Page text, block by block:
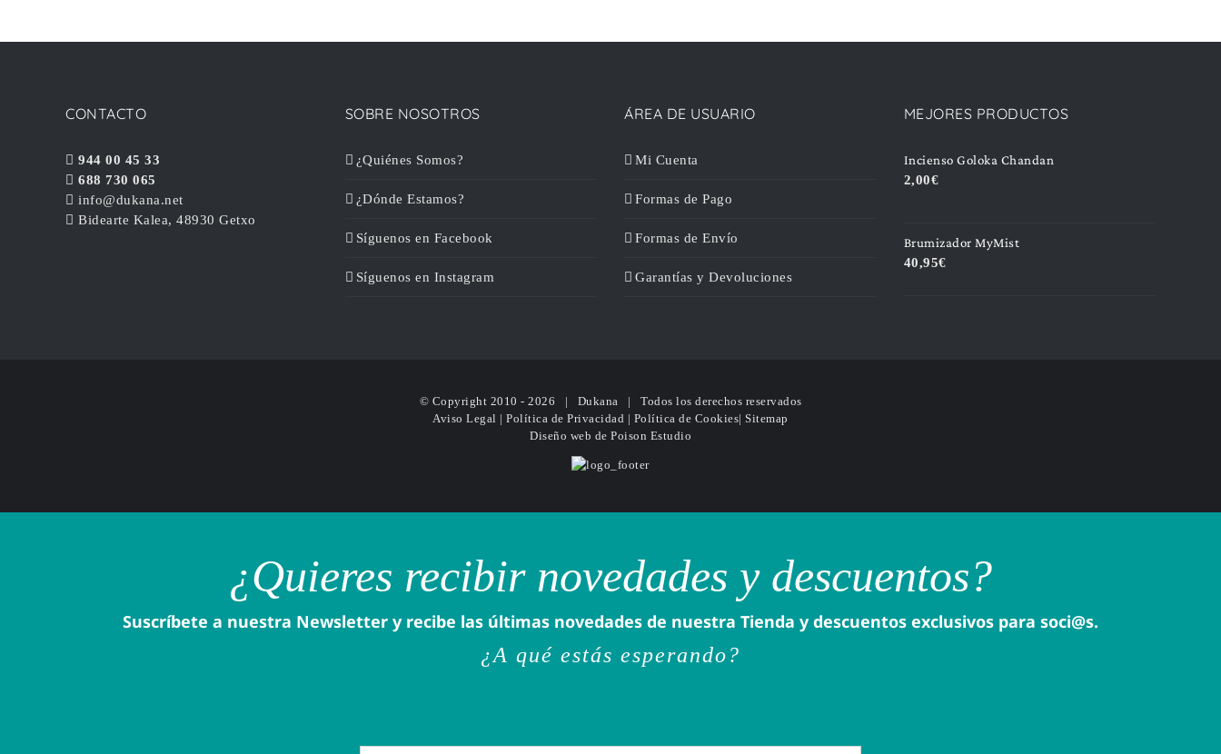
CONTACTO
944 00 45 33
688 730 065
info@dukana.net
Bidearte Kalea, 48930 Getxo
SOBRE NOSOTROS
¿Quiénes Somos?
¿Dónde Estamos?
Síguenos en Facebook
Síguenos en Instagram
ÁREA DE USUARIO
Mi Cuenta
Formas de Pago
Formas de Envío
Garantías y Devoluciones
MEJORES PRODUCTOS
Incienso Goloka Chandan
2,00€
Brumizador MyMist
40,95€
© Copyright 2010 - 2026 | Dukana | Todos los derechos reservados
Aviso Legal |Política de Privacidad | Política de Cookies|Sitemap
Diseño web de Poison Estudio
¿Quieres recibir novedades y descuentos?
Suscríbete a nuestra Newsletter y recibe las últimas novedades de nuestra Tienda y descuentos exclusivos para soci@s.
¿A qué estás esperando?